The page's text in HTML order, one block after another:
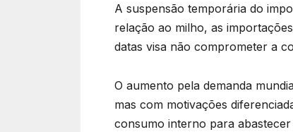
A suspensão temporária do
relação ao milho, as
datas visa não comprometer a
O aumento pela demanda
mas com motivações
consumo interno para